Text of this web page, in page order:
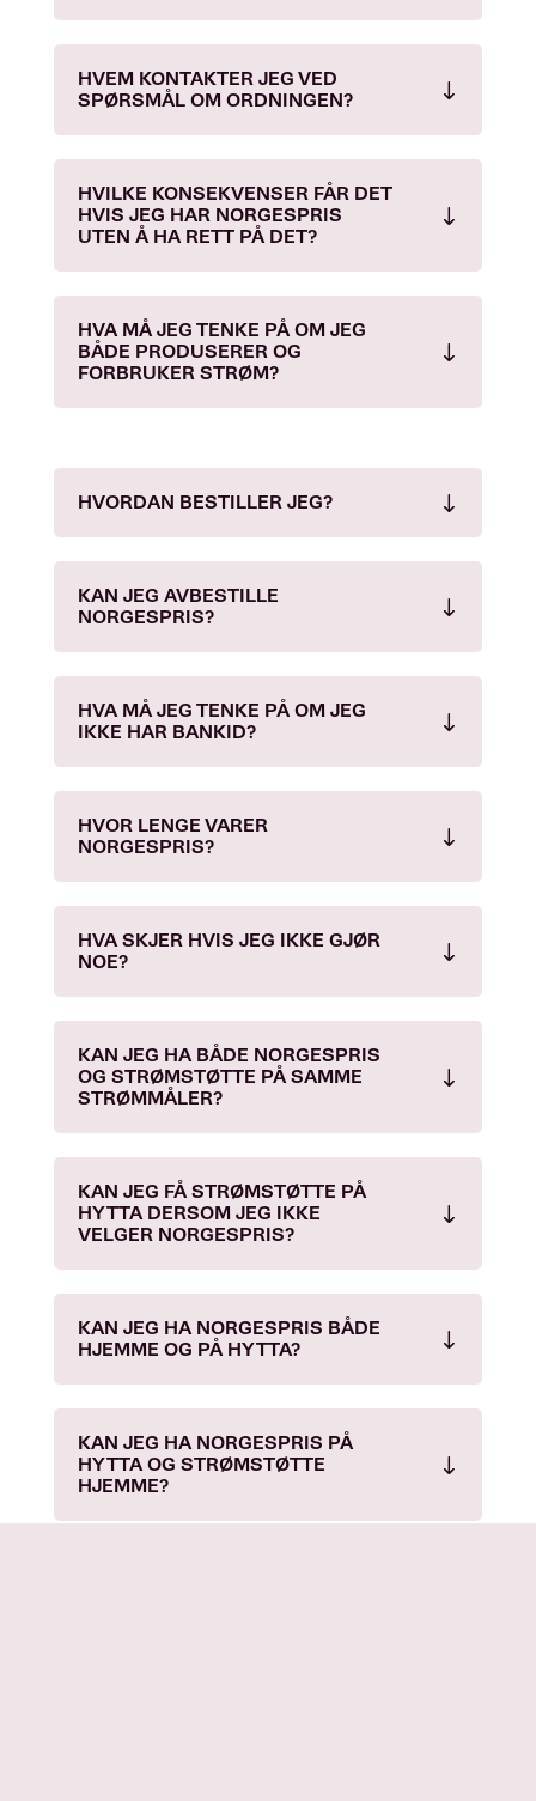
HVEM KONTAKTER JEG VED
SPØRSMÅL OM ORDNINGEN?
HVILKE KONSEKVENSER FÅR DET
HVIS JEG HAR NORGESPRIS
UTEN Å HA RETT PÅ DET?
HVA MÅ JEG TENKE PÅ OM JEG
BÅDE PRODUSERER OG
FORBRUKER STRØM?
HVORDAN BESTILLER JEG?
KAN JEG AVBESTILLE
NORGESPRIS?
HVA MÅ JEG TENKE PÅ OM JEG
IKKE HAR BANKID?
HVOR LENGE VARER
NORGESPRIS?
HVA SKJER HVIS JEG IKKE GJØR
NOE?
KAN JEG HA BÅDE NORGESPRIS
OG STRØMSTØTTE PÅ SAMME
STRØMMÅLER?
KAN JEG FÅ STRØMSTØTTE PÅ
HYTTA DERSOM JEG IKKE
VELGER NORGESPRIS?
KAN JEG HA NORGESPRIS BÅDE
HJEMME OG PÅ HYTTA?
KAN JEG HA NORGESPRIS PÅ
HYTTA OG STRØMSTØTTE
HJEMME?